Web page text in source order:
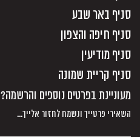
סניף באר שבע
סניף חיפה והצפון
סניף מודיעין
סניף קריית שמונה
מעוניינת בפרטים נוספים והרשמה?
השאירי פרטייך ונשמח לחזור אלייך...